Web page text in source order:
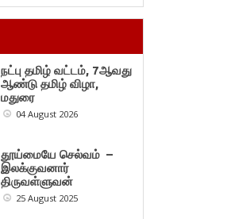
நட்பு தமிழ் வட்டம், 7ஆவது
ஆண்டு தமிழ் விழா,
மதுரை
04 August 2026
தூய்மையே செல்வம் –
இலக்குவனார்
திருவள்ளுவன்
25 August 2025